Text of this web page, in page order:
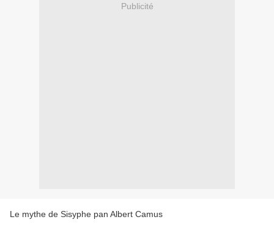
Publicité
Le mythe de Sisyphe pan Albert Camus